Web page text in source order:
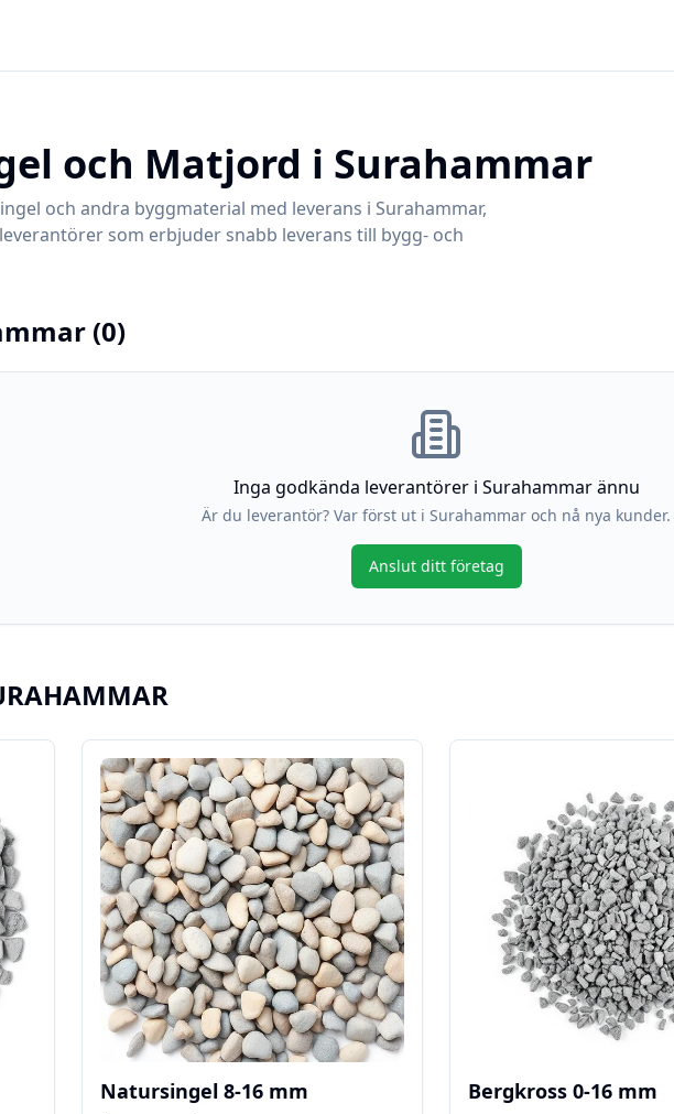
och Matjord i Surahammar
och andra byggmaterial med leverans i Surahammar,
som erbjuder snabb leverans till bygg- och
(0)
Inga godkända leverantörer i Surahammarännu
Är du leverantör? Var först ut i Surahammar och nå nya kunder.
Anslut ditt företag
Natursingel 8-16 mm Bergkross 0-16 mm